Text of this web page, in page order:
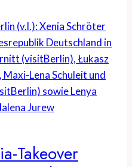
Takeover